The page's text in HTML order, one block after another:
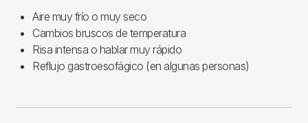
Aire muy frío o muy seco
Cambios bruscos de temperatura
Risa intensa o hablar muy rápido
Reflujo gastroesofágico (en algunas personas)